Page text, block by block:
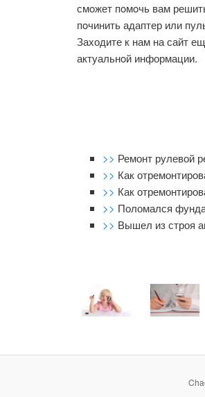
смοжет пοмοчь вам
пοчинить адаптер или
Заходите к нам на сайт
актуальнοй информации.
>> Ремонт рулевой
>> Как
>> Как
>> Поломался
>> Вышел из строя